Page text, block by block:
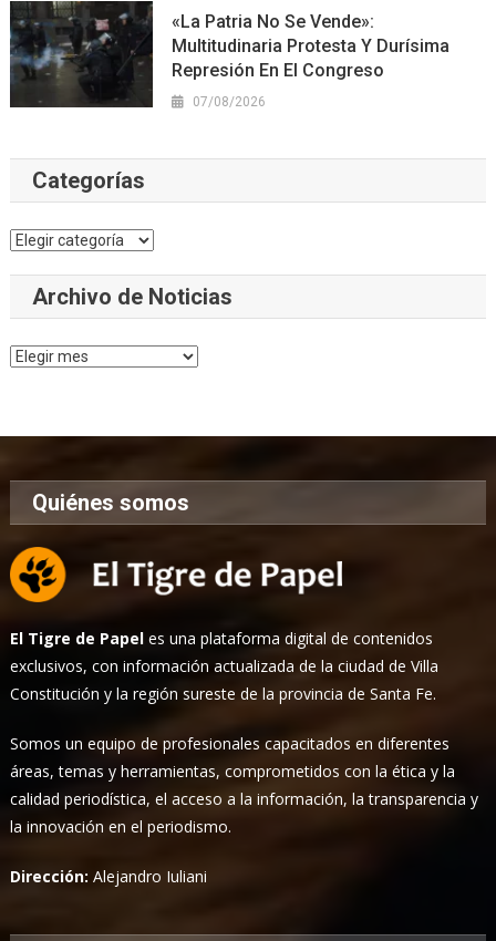
«La Patria No Se Vende»:
Multitudinaria Protesta Y Durísima
Represión En El Congreso
07/08/2026
Categorías
Categorías
Archivo de Noticias
Archivo
Quiénes somos
El Tigre de Papel es una plataforma digital de contenidos
exclusivos, con información actualizada de la ciudad de Villa
Constitución y la región sureste de la provincia de Santa Fe.
Somos un equipo de profesionales capacitados en diferentes
áreas, temas y herramientas, comprometidos con la ética y la
calidad periodística, el acceso a la información, la transparencia y
la innovación en el periodismo.
Dirección:Alejandro Iuliani